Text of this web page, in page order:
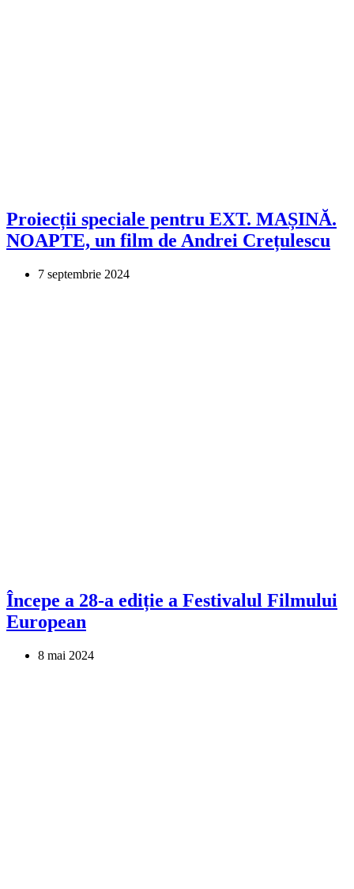
Proiecții speciale pentru EXT. MAȘINĂ.
NOAPTE, un film de Andrei Crețulescu
7 septembrie 2024
Începe a 28-a ediție a Festivalul Filmului
European
8 mai 2024